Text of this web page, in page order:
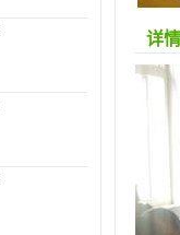
详情